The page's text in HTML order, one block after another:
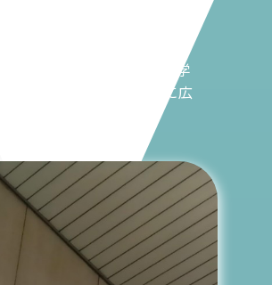
ホームドア設置など、快適な
広告価値を高めています。学
施設、商業施設の利用者に広